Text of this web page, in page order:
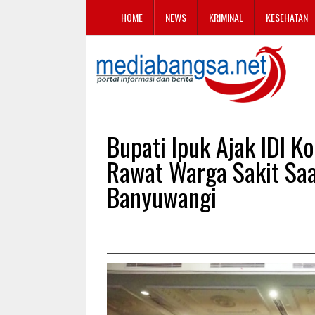
HOME NEWS KRIMINAL KESEHATAN
Bupati Ipuk Ajak IDI
Rawat Warga Sakit
Banyuwangi